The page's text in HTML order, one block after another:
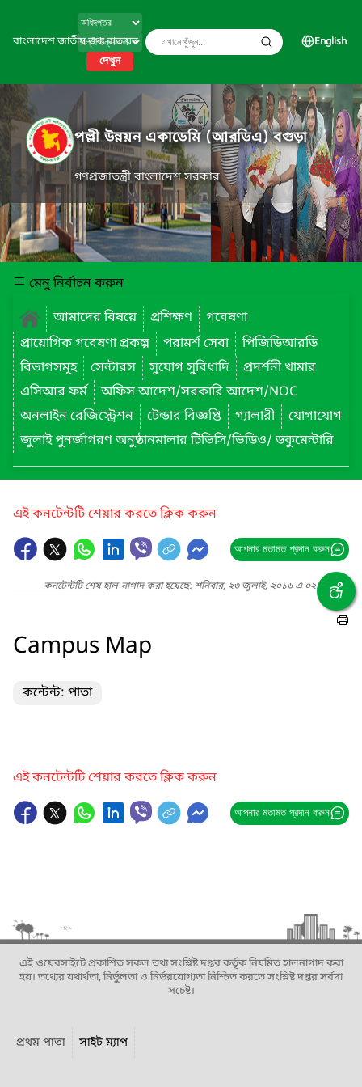
বাংলাদেশ জাতীয় তথ্য বাতায়ন
দেখুন
English
পল্লী উন্নয়ন একাডেমি (আরডিএ) বগুড়া
গণপ্রজাতন্ত্রী বাংলাদেশ সরকার
মেনু নির্বাচন করুন
আমাদের বিষয়ে
প্রশিক্ষণ
গবেষণা
প্রায়োগিক গবেষণা প্রকল্প
পরামর্শ সেবা
পিজিডিআরডি
বিভাগসমূহ
সেন্টারস সুযোগ সুবিধাদি
প্রদর্শনী খামার
এসিআর ফর্ম
অফিস আদেশ/সরকারি আদেশ/NOC
অনলাইন রেজিস্ট্রেশন
টেন্ডার বিজ্ঞপ্তি গ্যালারী
যোগাযোগ
জুলাই পুনর্জাগরণ অনুষ্ঠানমালার টিভিসি/ভিডিও/ ডকুমেন্টারি
এই কনটেন্টটি শেয়ার করতে ক্লিক করুন
আপনার মতামত প্রদান করুন
কনটেন্টটি শেষ হাল-নাগাদ করা হয়েছে: শনিবার, ২৩ জুলাই, ২০১৬ এ ০২:৩২ AM
Campus Map
কন্টেন্ট: পাতা
এই কনটেন্টটি শেয়ার করতে ক্লিক করুন
আপনার মতামত প্রদান করুন
এই ওয়েবসাইটে প্রকাশিত সকল তথ্য সংশ্লিষ্ট দপ্তর কর্তৃক নিয়মিত হালনাগাদ করা
হয়। তথ্যের যথার্থতা, নির্ভুলতা ও নির্ভরযোগ্যতা নিশ্চিত করতে সংশ্লিষ্ট দপ্তর সর্বদা
সচেষ্ট।
প্রথম পাতা সাইট ম্যাপ